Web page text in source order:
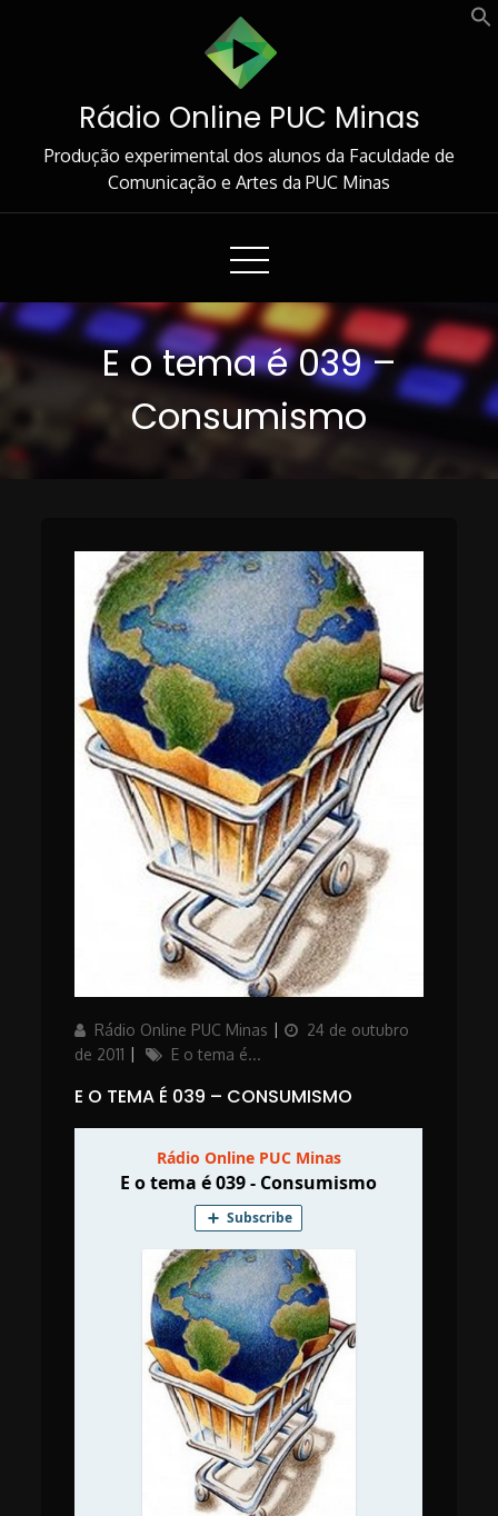
Rádio Online PUC Minas
Produção experimental dos alunos da Faculdade de
Comunicação e Artes da PUC Minas
E o tema é 039 –
Consumismo
AuthorRádio Online PUC Minas
Posted24 de outubro
de 2011
Categories
E o tema é...
E O TEMA É 039 – CONSUMISMO